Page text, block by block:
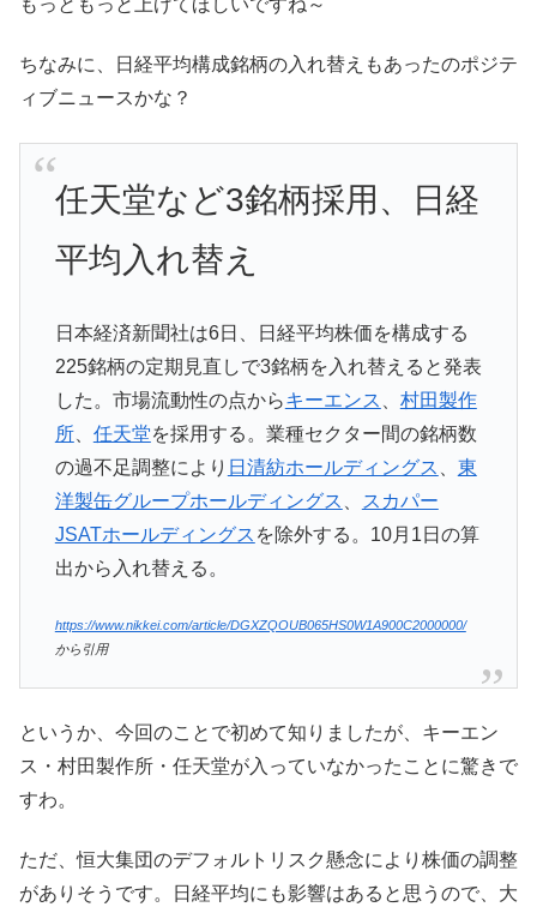
ちなみに、日経平均構成銘柄の入れ替えもあったのポジテ
ィブニュースかな？
任天堂など3銘柄採用、日経
平均入れ替え
日本経済新聞社は6日、日経平均株価を構成する
225銘柄の定期見直しで3銘柄を入れ替えると発表
した。市場流動性の点からキーエンス
村田製作
所、 任天堂を採用する。業種セクター間の銘柄数
の過不足調整により 日清紡ホールディングス
東
洋製缶グループホールディングス
スカパー
JSATホールディングス を除外する。10月1日の算
出から入れ替える。
https://www.nikkei.com/article/DGXZQOUB065HS0W1A900C2000000/
から引用
というか、今回のことで初めて知りましたが、キーエン
ス・村田製作所・任天堂が入っていなかったことに驚きで
すわ。
ただ、恒大集団のデフォルトリスク懸念により株価の調整
がありそうです。日経平均にも影響はあると思うので、大